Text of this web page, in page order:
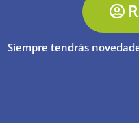
Siempre tendrás